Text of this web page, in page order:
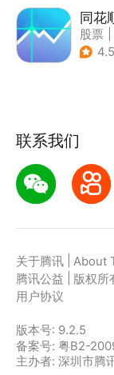
同花
股票
4.5
联系我们
关于腾讯 About
腾讯公益
版权所
用户协议
版本号: 9.2.5
备案号: 粤B2-
主办者: 深圳市腾